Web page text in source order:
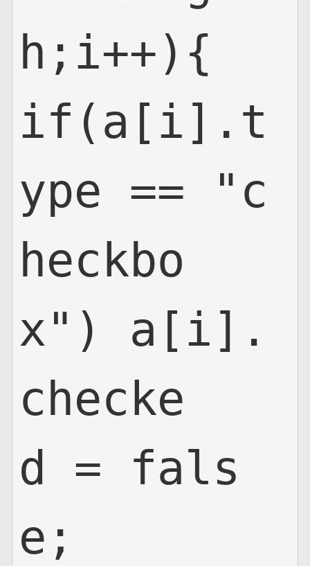
h;i++){
if(a[i].t
ype == "c
heckbo
x") a[i].
checke
d = fals
e;